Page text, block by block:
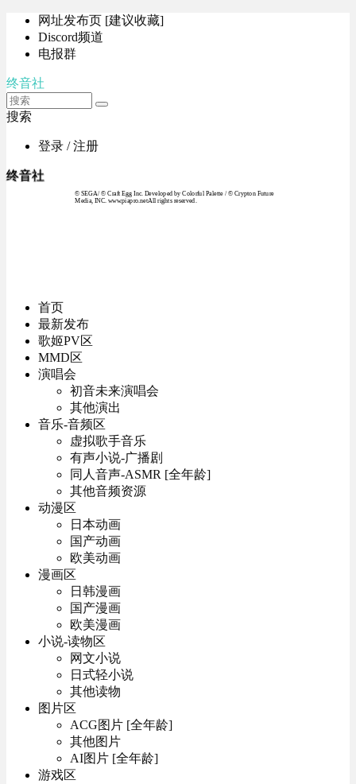
网址发布页 [建议收藏]
Discord频道
电报群
终音社
搜索
登录 / 注册
终音社
© SEGA / © Craft Egg Inc. Developed by Colorful Palette / © Crypton Future
Media, INC. www.piapro.netAll rights reserved.
首页
最新发布
歌姬PV区
MMD区
演唱会
初音未来演唱会
其他演出
音乐-音频区
虚拟歌手音乐
有声小说-广播剧
同人音声-ASMR [全年龄]
其他音频资源
动漫区
日本动画
国产动画
欧美动画
漫画区
日韩漫画
国产漫画
欧美漫画
小说-读物区
网文小说
日式轻小说
其他读物
图片区
ACG图片 [全年龄]
其他图片
AI图片 [全年龄]
游戏区